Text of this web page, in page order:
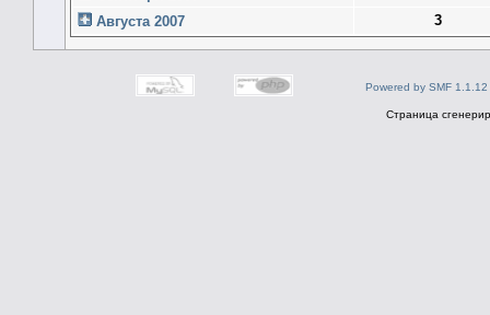
Августа 2007
3
Powered by SMF 1.1.12
Страница